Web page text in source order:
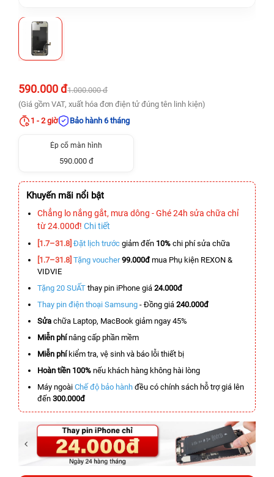
590.000 đ1.000.000 đ
(Giá gồm VAT, xuất hóa đơn điện tử đúng tên linh kiện)
1 - 2 giờ
Bảo hành 6 tháng
Ép cổ màn hình
590.000 đ
Khuyến mãi nổi bật
Chẳng lo nắng gắt, mưa dông - Ghé 24h sửa chữa chỉ
từ 24.000đ! Chi tiết
[1.7–31.8] Đặt lịch trước giảm đến 10% chi phí sửa chữa
[1.7–31.8] Tặng voucher 99.000đmua Phụ kiện REXON &
VIDVIE
Tặng 20 SUẤT thay pin iPhone giá 24.000đ
Thay pin điện thoại Samsung - Đồng giá 240.000đ
Sửa chữa Laptop, MacBook giảm ngay 45%
Miễn phínâng cấp phần mềm
Miễn phíkiểm tra, vệ sinh và báo lỗi thiết bị
Hoàn tiền 100% nếu khách hàng không hài lòng
Máy ngoài Chế độ bảo hành đều có chính sách hỗ trợ giá lên
đến 300.000đ